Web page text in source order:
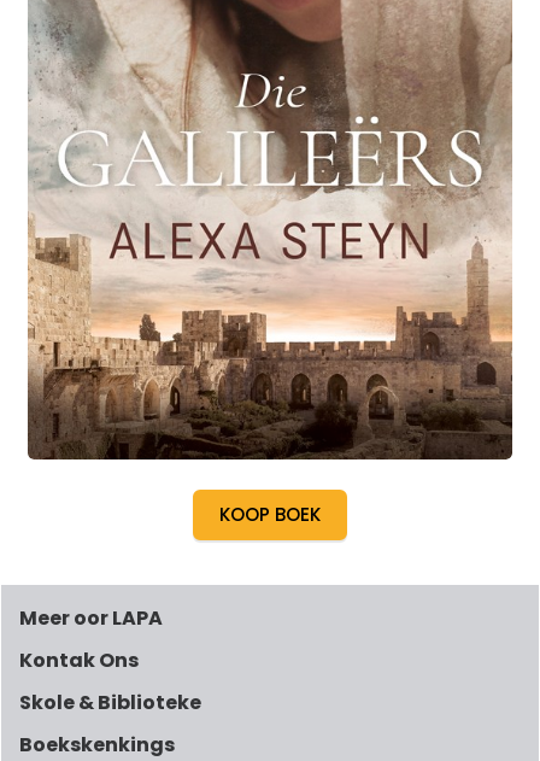
KOOP BOEK
Meer oor LAPA
Kontak Ons
Skole & Biblioteke
Boekskenkings